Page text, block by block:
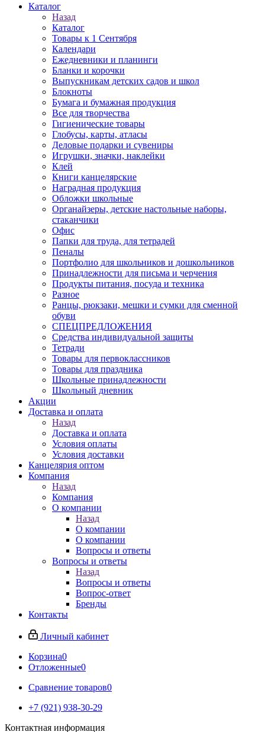
Каталог
Назад
Каталог
Товары к 1 Сентября
Календари
Ежедневники и планинги
Бланки и корочки
Выпускникам детских садов и школ
Блокноты
Бумага и бумажная продукция
Все для творчества
Гигиенические товары
Глобусы, карты, атласы
Деловые подарки и сувениры
Игрушки, значки, наклейки
Клей
Книги канцелярские
Наградная продукция
Обложки школьные
Органайзеры, детские настольные наборы,
стаканчики
Офис
Папки для труда, для тетрадей
Пеналы
Портфолио для школьников и дошкольников
Принадлежности для письма и черчения
Продукты питания, посуда и техника
Разное
Ранцы, рюкзаки, мешки и сумки для сменной
обуви
СПЕЦПРЕДЛОЖЕНИЯ
Средства индивидуальной защиты
Тетради
Товары для первоклассников
Товары для праздника
Школьные принадлежности
Школьный дневник
Акции
Доставка и оплата
Назад
Доставка и оплата
Условия оплаты
Условия доставки
Канцелярия оптом
Компания
Назад
Компания
О компании
Назад
О компании
О компании
Вопросы и ответы
Вопросы и ответы
Назад
Вопросы и ответы
Вопрос-ответ
Бренды
Контакты
Личный кабинет
Корзина0
Отложенные0
Сравнение товаров0
+7 (921) 938-30-29
Контактная информация